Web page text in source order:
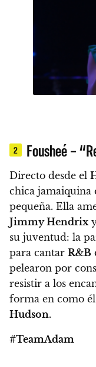
2 Fousheé –
Directo desde el
chica jamaiquina
pequeña. Ella
Jimmy Hendrix
su juventud: la
para cantar R&B
pelearon por
resistir a los
forma en como
Hudson.
#TeamAdam